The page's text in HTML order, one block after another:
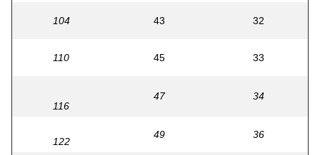
104 43 32
110 45 33
116
47 34
122
49 36